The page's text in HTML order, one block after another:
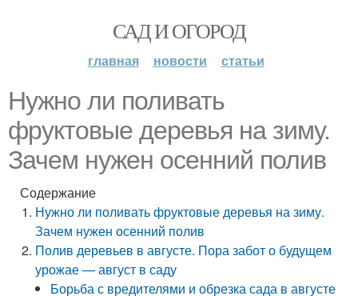
САД И ОГОРОД
главная новости статьи
Нужно ли поливать
фруктовые деревья на зиму.
Зачем нужен осенний полив
Содержание
Нужно ли поливать фруктовые деревья на зиму.
Зачем нужен осенний полив
Полив деревьев в августе. Пора забот о будущем
урожае — август в саду
Борьба с вредителями и обрезка сада в августе